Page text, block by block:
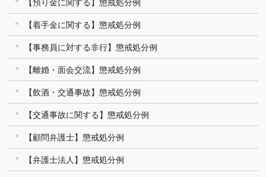
【預り金に関する】懲戒処分例
【着手金に関する】懲戒処分例
【事務員に対する非行】懲戒処分例
【離婚・面会交流】懲戒処分例
【飲酒・交通事故】懲戒処分例
【交通事故に関する】懲戒処分例
【顧問弁護士】懲戒処分例
【弁護士法人】懲戒処分例